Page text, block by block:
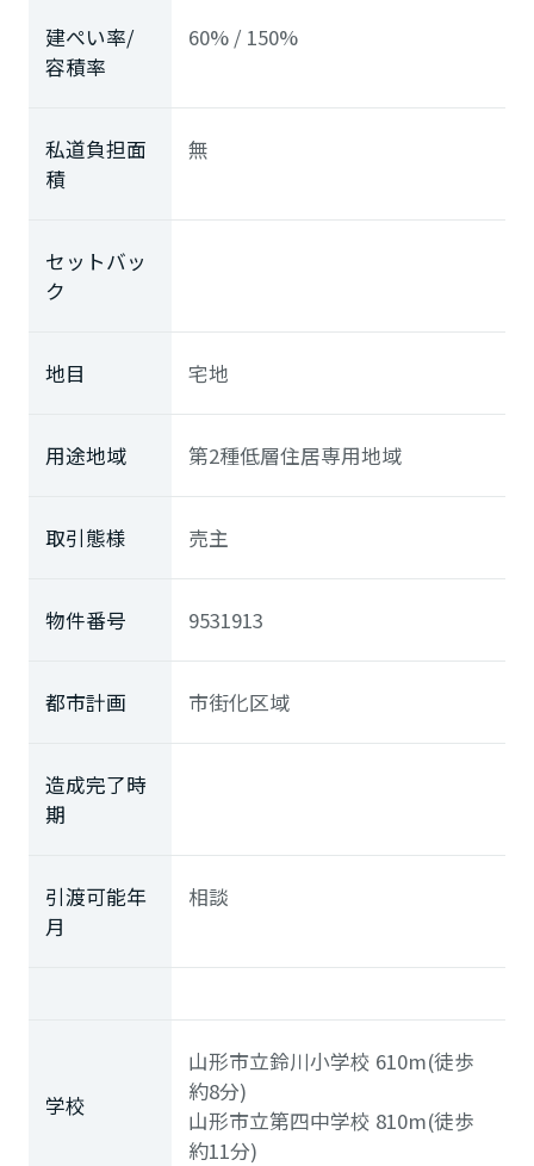
建ぺい率/
容積率
60% / 150%
私道負担面
積
無
セットバッ
ク
地目 宅地
用途地域 第2種低層住居専用地域
取引態様 売主
物件番号 9531913
都市計画 市街化区域
造成完了時
期
引渡可能年
月
相談
学校
山形市立鈴川小学校 610m(徒歩
約8分)
山形市立第四中学校 810m(徒歩
約11分)